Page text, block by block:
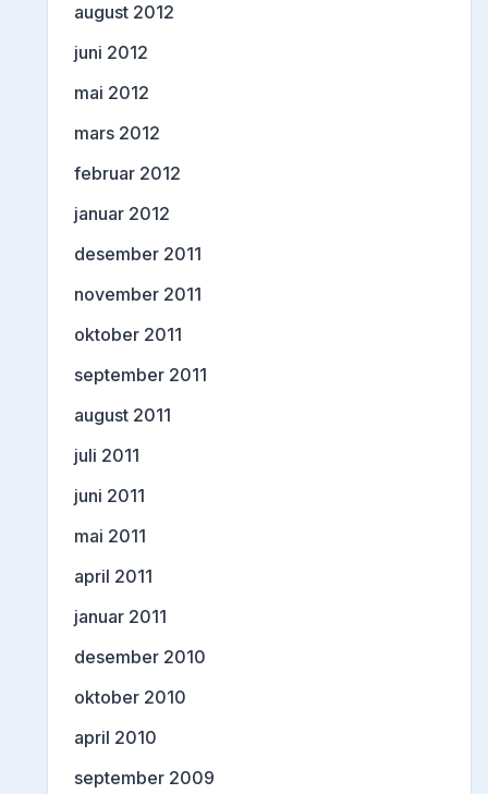
august 2012
juni 2012
mai 2012
mars 2012
februar 2012
januar 2012
desember 2011
november 2011
oktober 2011
september 2011
august 2011
juli 2011
juni 2011
mai 2011
april 2011
januar 2011
desember 2010
oktober 2010
april 2010
september 2009